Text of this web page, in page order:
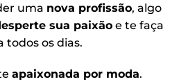
uma nova profissão, algo
sua paixão e te faça
todos os dias.
apaixonada por moda.